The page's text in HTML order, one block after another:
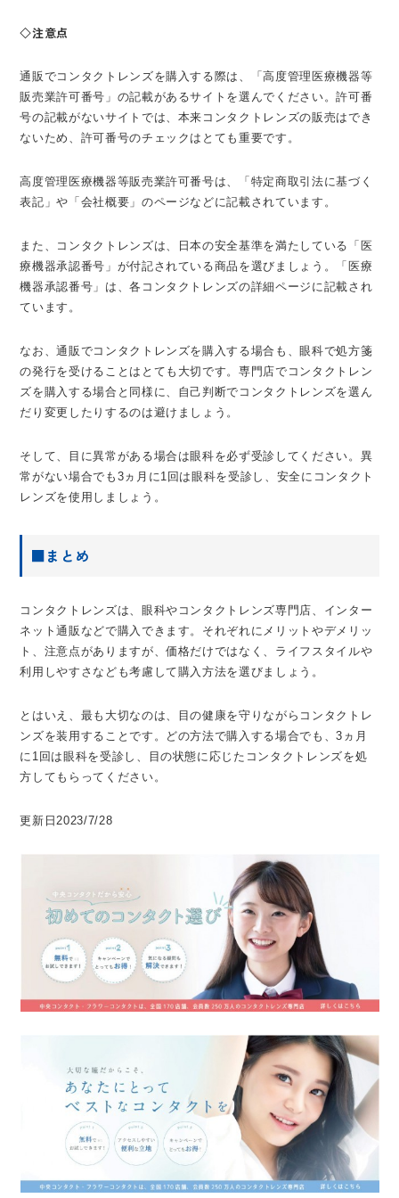
◇注意点
通販でコンタクトレンズを購入する際は、「高度管理医療機器等
販売業許可番号」の記載があるサイトを選んでください。許可番
号の記載がないサイトでは、本来コンタクトレンズの販売はでき
ないため、許可番号のチェックはとても重要です。
高度管理医療機器等販売業許可番号は、「特定商取引法に基づく
表記」や「会社概要」のページなどに記載されています。
また、コンタクトレンズは、日本の安全基準を満たしている「医
療機器承認番号」が付記されている商品を選びましょう。「医療
機器承認番号」は、各コンタクトレンズの詳細ページに記載され
ています。
なお、通販でコンタクトレンズを購入する場合も、眼科で処方箋
の発行を受けることはとても大切です。専門店でコンタクトレン
ズを購入する場合と同様に、自己判断でコンタクトレンズを選ん
だり変更したりするのは避けましょう。
そして、目に異常がある場合は眼科を必ず受診してください。異
常がない場合でも3ヵ月に1回は眼科を受診し、安全にコンタクト
レンズを使用しましょう。
■まとめ
コンタクトレンズは、眼科やコンタクトレンズ専門店、インター
ネット通販などで購入できます。それぞれにメリットやデメリッ
ト、注意点がありますが、価格だけではなく、ライフスタイルや
利用しやすさなども考慮して購入方法を選びましょう。
とはいえ、最も大切なのは、目の健康を守りながらコンタクトレ
ンズを装用することです。どの方法で購入する場合でも、3ヵ月
に1回は眼科を受診し、目の状態に応じたコンタクトレンズを処
方してもらってください。
更新日2023/7/28